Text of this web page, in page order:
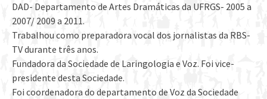
DAD- Departamento de Artes Dramáticas da UFRGS- 2005 a
2007/ 2009 a 2011.
Trabalhou como preparadora vocal dos jornalistas da RBS-
TV durante três anos.
Fundadora da Sociedade de Laringologia e Voz. Foi vice-
presidente desta Sociedade.
Foi coordenadora do departamento de Voz da Sociedade